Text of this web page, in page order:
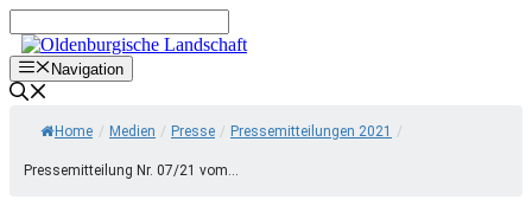
Inhalt
springenNavigation
Home / Medien / Presse / Pressemitteilungen 2021 /
Pressemitteilung Nr. 07/21 vom...